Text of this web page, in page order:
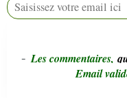
- Les commentaires,
Email